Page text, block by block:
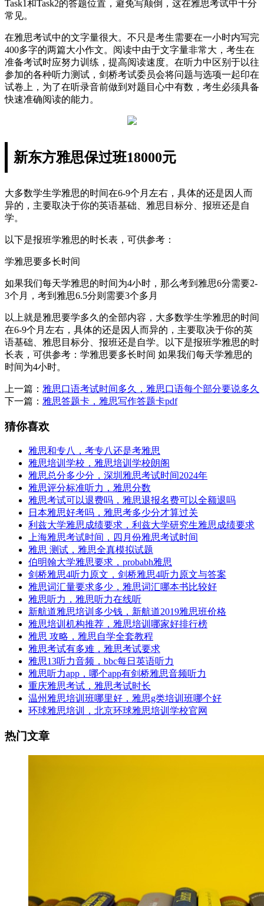
Task1和Task2的答题位置，避免写颠倒，这在雅思考试中十分
常见。
在雅思考试中的文字量很大。不只是考生需要在一小时内写完
400多字的两篇大小作文。阅读中由于文字量非常大，考生在
准备考试时应努力训练，提高阅读速度。在听力中区别于以往
参加的各种听力测试，剑桥考试委员会将问题与选项一起印在
试卷上，为了在听录音前做到对题目心中有数，考生必须具备
快速准确阅读的能力。
新东方雅思保过班18000元
大多数学生学雅思的时间在6-9个月左右，具体的还是因人而
异的，主要取决于你的英语基础、雅思目标分、报班还是自
学。
以下是报班学雅思的时长表，可供参考：
学雅思要多长时间
如果我们每天学雅思的时间为4小时，那么考到雅思6分需要2-
3个月，考到雅思6.5分则需要3个多月
以上就是雅思要学多久的全部内容，大多数学生学雅思的时间
在6-9个月左右，具体的还是因人而异的，主要取决于你的英
语基础、雅思目标分、报班还是自学。以下是报班学雅思的时
长表，可供参考：学雅思要多长时间 如果我们每天学雅思的
时间为4小时。
上一篇： 雅思口语考试时间多久，雅思口语每个部分要说多久
下一篇： 雅思答题卡，雅思写作答题卡pdf
猜你喜欢
雅思和专八，考专八还是考雅思
雅思培训学校，雅思培训学校朗阁
雅思总分多少分，深圳雅思考试时间2024年
雅思评分标准听力，雅思分数
雅思考试可以退费吗，雅思退报名费可以全额退吗
日本雅思好考吗，雅思考多少分才算过关
利兹大学雅思成绩要求，利兹大学研究生雅思成绩要求
上海雅思考试时间，四月份雅思考试时间
雅思 测试，雅思全真模拟试题
伯明翰大学雅思要求，probabh雅思
剑桥雅思4听力原文，剑桥雅思4听力原文与答案
雅思词汇量要求多少，雅思词汇哪本书比较好
雅思听力，雅思听力在线听
新航道雅思培训多少钱，新航道2019雅思班价格
雅思培训机构推荐，雅思培训哪家好排行榜
雅思 攻略，雅思自学全套教程
雅思考试有多难，雅思考试要求
雅思13听力音频，bbc每日英语听力
雅思听力app，哪个app有剑桥雅思音频听力
重庆雅思考试，雅思考试时长
温州雅思培训班哪里好，雅思g类培训班哪个好
环球雅思培训，北京环球雅思培训学校官网
热门文章